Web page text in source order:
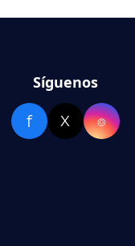
Síguenos
f X ⌾